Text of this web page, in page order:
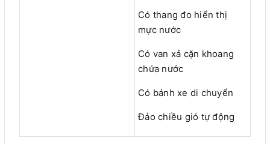
Có thang đo hiển thị
mực nước
Có van xả cặn khoang
chứa nước
Có bánh xe di chuyển
Đảo chiều gió tự động